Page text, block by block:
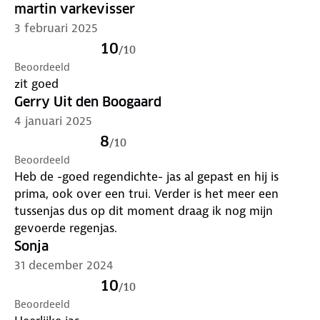
martin varkevisser
3 februari 2025
10/10
Beoordeeld
zit goed
Gerry Uit den Boogaard
4 januari 2025
8/10
Beoordeeld
Heb de -goed regendichte- jas al gepast en hij is
prima, ook over een trui. Verder is het meer een
tussenjas dus op dit moment draag ik nog mijn
gevoerde regenjas.
Sonja
31 december 2024
10/10
Beoordeeld